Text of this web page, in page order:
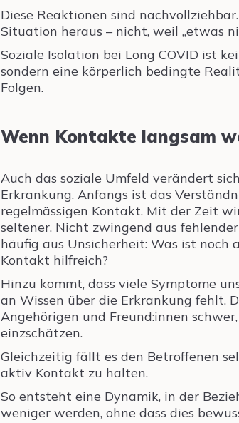
Diese Reaktionen sind
Situation heraus – nicht, weil „etwas
Soziale Isolation bei Long COVID ist
sondern eine körperlich bedingte
Folgen.
Wenn Kontakte langsam
Auch das soziale Umfeld verändert
Erkrankung. Anfangs ist das
regelmässigen Kontakt. Mit der Zeit
seltener. Nicht zwingend aus
häufig aus Unsicherheit: Was ist noch
Kontakt hilfreich?
Hinzu kommt, dass viele Symptome
an Wissen über die Erkrankung fehlt.
Angehörigen und Freund:innen
einzschätzen.
Gleichzeitig fällt es den Betroffenen
aktiv Kontakt zu halten.
So entsteht eine Dynamik, in der
weniger werden, ohne dass dies